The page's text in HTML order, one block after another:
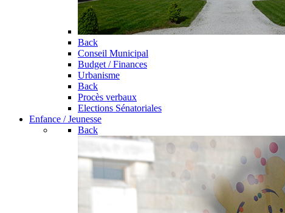
Back
Conseil Municipal
Budget / Finances
Urbanisme
Back
Procès verbaux
Elections Sénatoriales
Enfance / Jeunesse
Back